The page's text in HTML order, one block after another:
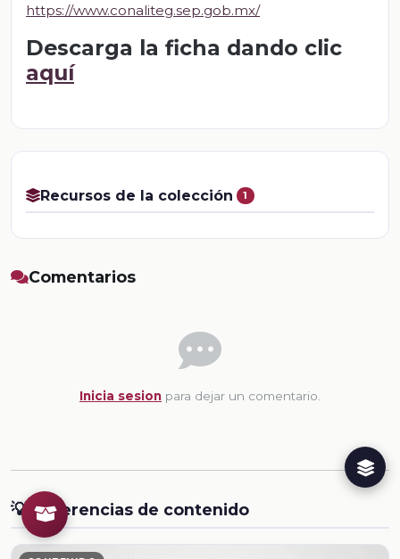
https://www.conaliteg.sep.gob.mx/
Descarga la ficha dando clic
aquí
Recursos de la colección 1
Comentarios
Inicia sesion para dejar un comentario.
💡 Sugerencias de contenido